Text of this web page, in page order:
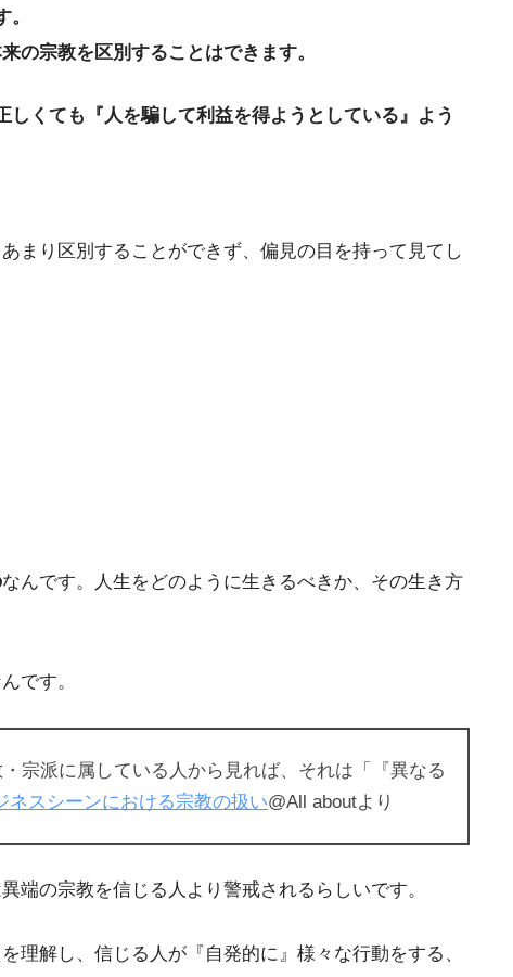
の宗教を区別することはできます。
くても『人を騙して利益を得ようとしている』よう
まり区別することができず、偏見の目を持って見てし
なんです。人生をどのように生きるべきか、その生き方
です。
宗派に属している人から見れば、それは「『異なる
ネスシーンにおける宗教の扱い@All aboutより
端の宗教を信じる人より警戒されるらしいです。
理解し、信じる人が『自発的に』様々な行動をする、